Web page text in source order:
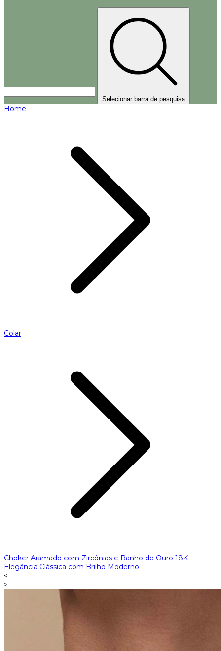
Selecionar barra de pesquisa
Home
Colar
Choker Aramado com Zircônias e Banho de Ouro 18K -
Elegância Clássica com Brilho Moderno
<
>